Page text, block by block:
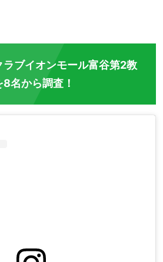
ブイオンモール富谷第2教
名から調査！